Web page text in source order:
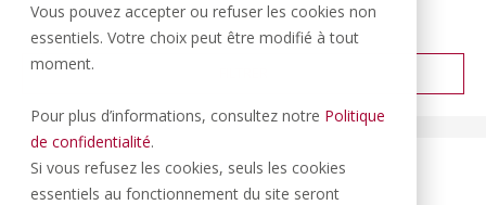
Vous pouvez accepter ou refuser les cookies non
essentiels. Votre choix peut être modifié à tout
moment.
Pour plus d’informations, consultez notre Politique
de confidentialité.
Si vous refusez les cookies, seuls les cookies
essentiels au fonctionnement du site seront
TRIER PAR : PRIX CROISSANT